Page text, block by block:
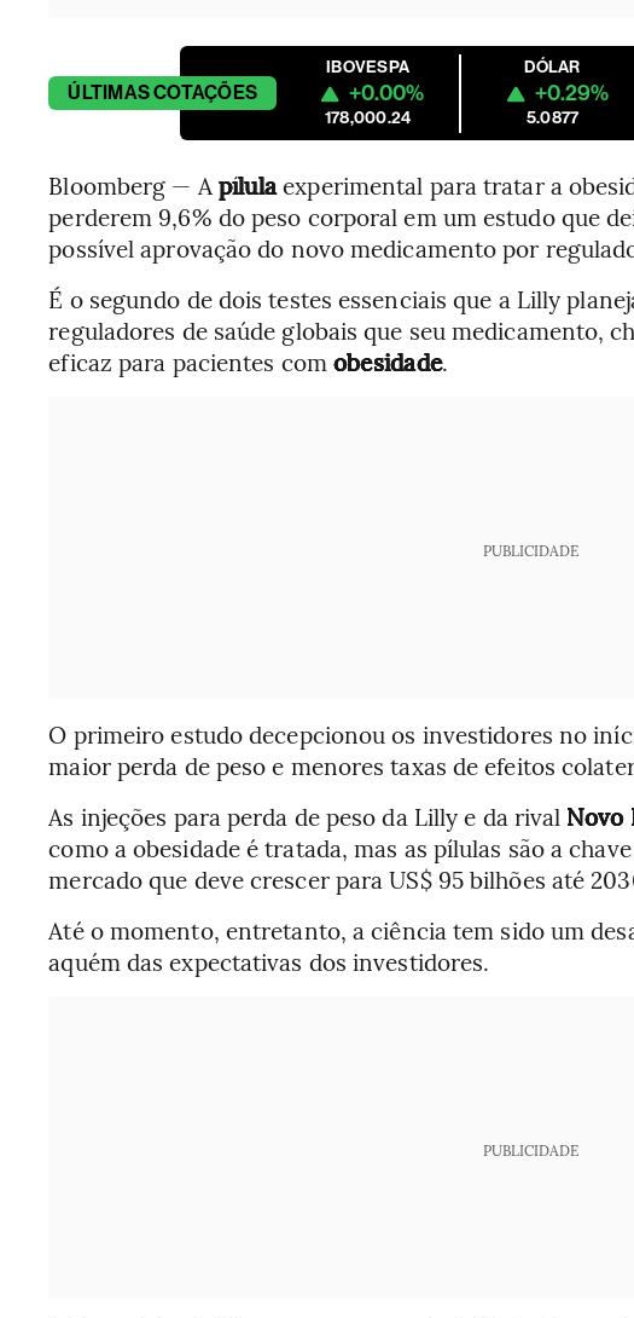
ÚLTIMASCOTAÇÕES
IBOVESPA
+0.00%
178,000.24
DÓLAR
+0.29%
5.0877
Bloomberg — A pílulaexperimental para tratar a
perderem 9,6% do peso corporal em um estudo que
possível aprovação do novo medicamento por
É o segundo de dois testes essenciais que a Lilly
reguladores de saúde globais que seu medicamento,
eficaz para pacientes com obesidade.
PUBLICIDADE
O primeiro estudo decepcionou os investidores no
maior perda de peso e menores taxas de efeitos
As injeções para perda de peso da Lilly e da rival Novo
como a obesidade é tratada, mas as pílulas são a
mercado que deve crescer para US$ 95 bilhões até
Até o momento, entretanto, a ciência tem sido um
aquém das expectativas dos investidores.
PUBLICIDADE